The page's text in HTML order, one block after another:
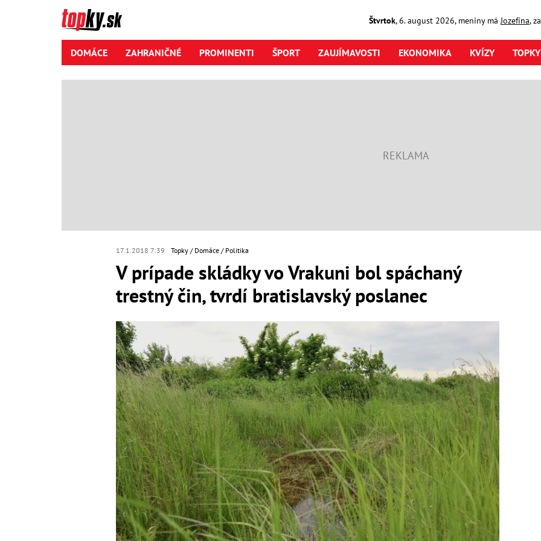
Štvrtok,6. august2026, meniny má Jozefína,
DOMÁCE ZAHRANIČNÉ PROMINENTI ŠPORT ZAUJÍMAVOSTI EKONOMIKA KVÍZY
17.1.2018 7:39 Topky Domáce Politika
V prípade skládky vo Vrakuni bol spáchaný
trestný čin, tvrdí bratislavský poslanec